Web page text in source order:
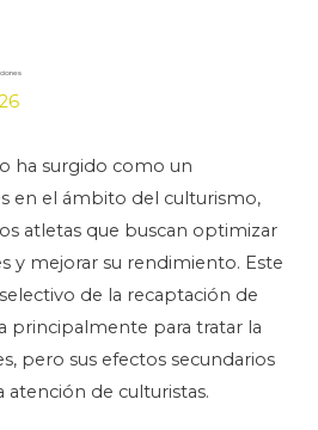
ha surgido como un
en el ámbito del culturismo,
atletas que buscan optimizar
y mejorar su rendimiento. Este
de la recaptación de
principalmente para tratar la
pero sus efectos secundarios
de culturistas.